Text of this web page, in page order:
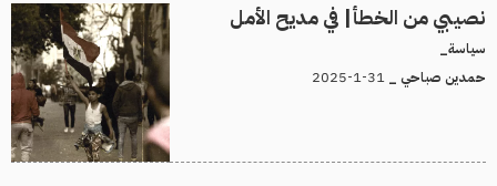
نصيبي من الخطأ| في مديح الأمل
سياسة_
حمدين صباحي _